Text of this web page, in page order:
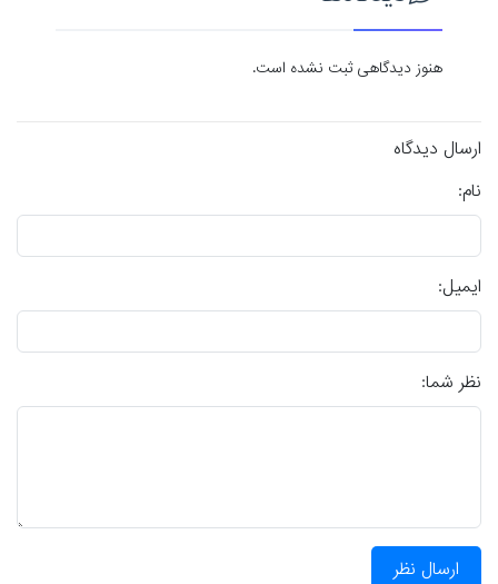
هنوز دیدگاهی ثبت نشده است.
ارسال دیدگاه
نام:
ایمیل:
نظر شما:
ارسال نظر